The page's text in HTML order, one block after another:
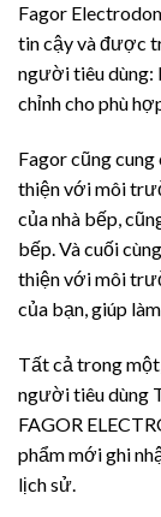
Fagor
tin cậy và được
người tiêu dùng:
chỉnh cho phù
Fagor cũng
thiện với môi
của nhà bếp,
bếp. Và cuối
thiện với môi
của bạn, giúp
Tất cả trong
người tiêu dùng
FAGOR
phẩm mới ghi
lịch sử.